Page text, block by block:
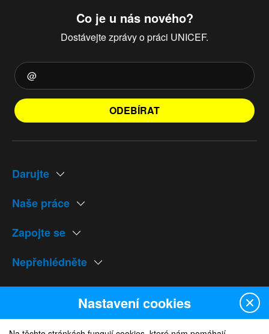
Co je u nás nového?
Dostávejte zprávy o práci UNICEF.
ODEBÍRAT
Darujte
Naše práce
Zapojte se
Nepřehlédněte
Naše weby
Nastavení cookies